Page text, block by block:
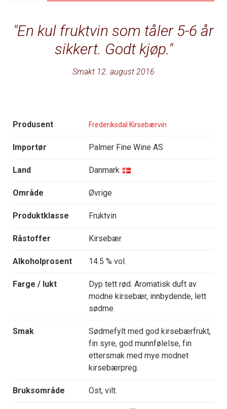
En kul fruktvin som tåler 5-6 år
sikkert. Godt kjøp.
Smakt 12. august 2016
Produsent Frederiksdal Kirsebærvin
Importør Palmer Fine Wine AS
Land Danmark
Område Øvrige
Produktklasse Fruktvin
Råstoffer Kirsebær
Alkoholprosent 14.5 % vol.
Farge / lukt
Dyp tett rød. Aromatisk duft av
modne kirsebær, innbydende, lett
sødme.
Smak
Sødmefylt med god kirsebærfrukt,
fin syre, god munnfølelse, fin
ettersmak med mye modnet
kirsebærpreg.
Bruksområde Ost, vilt.